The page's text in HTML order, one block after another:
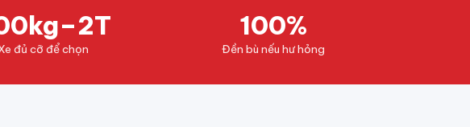
đủ cỡ để chọn
100%
Đền bù nếu hư hỏng